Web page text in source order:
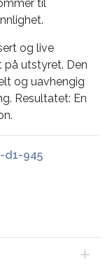
til
og live
på utstyret. Den
og uavhengig
Resultatet: En
945